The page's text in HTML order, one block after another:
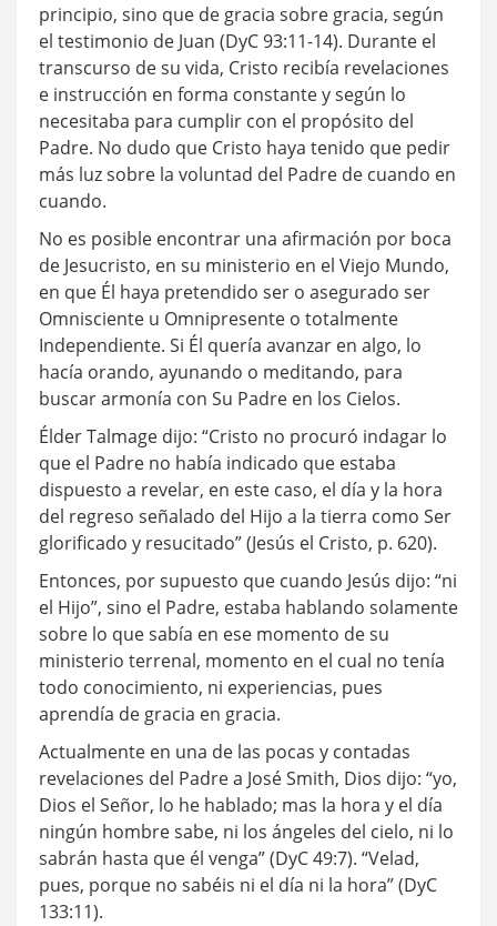
principio, sino que de gracia sobre gracia, según
el testimonio de Juan (DyC 93:11-14). Durante el
transcurso de su vida, Cristo recibía revelaciones
e instrucción en forma constante y según lo
necesitaba para cumplir con el propósito del
Padre. No dudo que Cristo haya tenido que pedir
más luz sobre la voluntad del Padre de cuando en
cuando.
No es posible encontrar una afirmación por boca
de Jesucristo, en su ministerio en el Viejo Mundo,
en que Él haya pretendido ser o asegurado ser
Omnisciente u Omnipresente o totalmente
Independiente. Si Él quería avanzar en algo, lo
hacía orando, ayunando o meditando, para
buscar armonía con Su Padre en los Cielos.
Élder Talmage dijo: “Cristo no procuró indagar lo
que el Padre no había indicado que estaba
dispuesto a revelar, en este caso, el día y la hora
del regreso señalado del Hijo a la tierra como Ser
glorificado y resucitado” (Jesús el Cristo, p. 620).
Entonces, por supuesto que cuando Jesús dijo: “ni
el Hijo”, sino el Padre, estaba hablando solamente
sobre lo que sabía en ese momento de su
ministerio terrenal, momento en el cual no tenía
todo conocimiento, ni experiencias, pues
aprendía de gracia en gracia.
Actualmente en una de las pocas y contadas
revelaciones del Padre a José Smith, Dios dijo: “yo,
Dios el Señor, lo he hablado; mas la hora y el día
ningún hombre sabe, ni los ángeles del cielo, ni lo
sabrán hasta que él venga” (DyC 49:7). “Velad,
pues, porque no sabéis ni el día ni la hora” (DyC
133:11).